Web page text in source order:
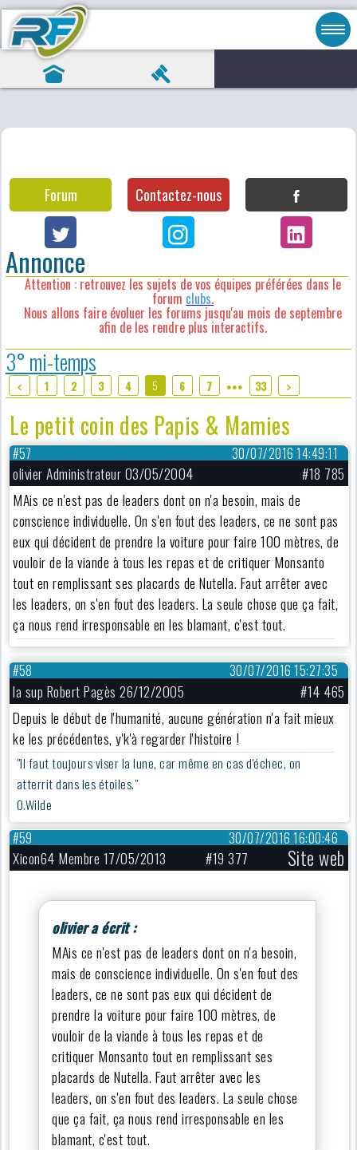
Forum Contactez-nous
Annonce
Attention : retrouvez les sujets de vos équipes préférées dans le
forum clubs.
Nous allons faire évoluer les forums jusqu'au mois de septembre
afin de les rendre plus interactifs.
3° mi-temps
1 2 3 4 5 6 7 ●●● 33
Le petit coin des Papis & Mamies
30/07/2016 14:49:11
#57
olivier Administrateur 03/05/2004
#18 785
MAis ce n'est pas de leaders dont on n'a besoin, mais de
conscience individuelle. On s'en fout des leaders, ce ne sont pas
eux qui décident de prendre la voiture pour faire 100 mètres, de
vouloir de la viande à tous les repas et de critiquer Monsanto
tout en remplissant ses placards de Nutella. Faut arrêter avec
les leaders, on s'en fout des leaders. La seule chose que ça fait,
ça nous rend irresponsable en les blamant, c'est tout.
30/07/2016 15:27:35
#58
la sup Robert Pagès 26/12/2005
#14 465
Depuis le début de l'humanité, aucune génération n'a fait mieux
ke les précédentes, y'k'à regarder l'histoire !
"Il faut toujours viser la lune, car même en cas d'échec, on
atterrit dans les étoiles."
O.Wilde
30/07/2016 16:00:46
#59
Xicon64 Membre 17/05/2013 #19 377 Site web
olivier a écrit :
MAis ce n'est pas de leaders dont on n'a besoin,
mais de conscience individuelle. On s'en fout des
leaders, ce ne sont pas eux qui décident de
prendre la voiture pour faire 100 mètres, de
vouloir de la viande à tous les repas et de
critiquer Monsanto tout en remplissant ses
placards de Nutella. Faut arrêter avec les
leaders, on s'en fout des leaders. La seule chose
que ça fait, ça nous rend irresponsable en les
blamant, c'est tout.